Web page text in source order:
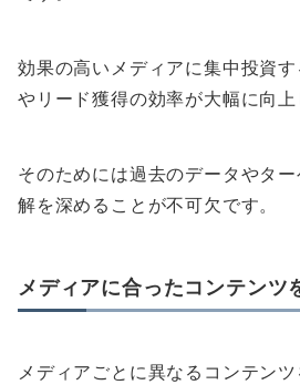
効果の高いメディアに集中投資
やリード獲得の効率が大幅に向上
そのためには過去のデータやタ
解を深めることが不可欠です。
メディアに合ったコンテンツ
メディアごとに異なるコンテンツ